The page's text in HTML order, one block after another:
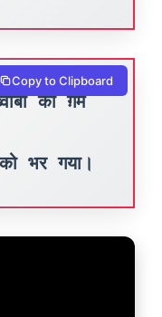
का ग़म
भर गया।
Copy to Clipboard